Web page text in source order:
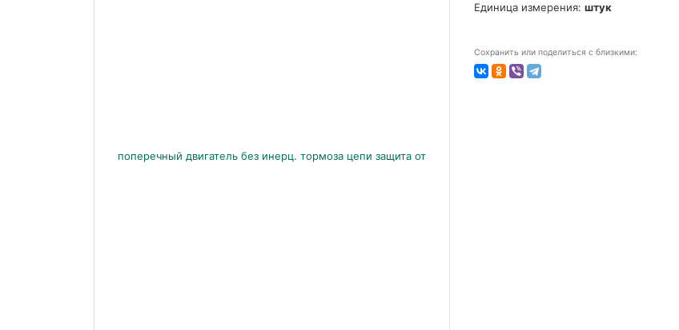
Единица измерения: штук
Сохранить или поделиться с близкими: